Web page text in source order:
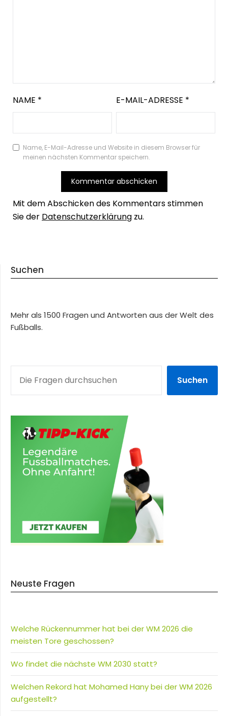
NAME * E-MAIL-ADRESSE *
Name, E-Mail-Adresse und Website in diesem Browser für
meinen nächsten Kommentar speichern.
Mit dem Abschicken des Kommentars stimmen
Sie der Datenschutzerklärung zu.
Suchen
Mehr als 1500 Fragen und Antworten aus der Welt des
Fußballs.
Suchen
Neuste Fragen
Welche Rückennummer hat bei der WM 2026 die
meisten Tore geschossen?
Wo findet die nächste WM 2030 statt?
Welchen Rekord hat Mohamed Hany bei der WM 2026
aufgestellt?